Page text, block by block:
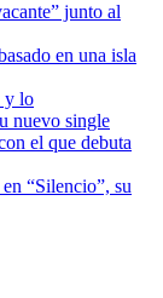
junto al
en una isla
y lo
nuevo single
el que debuta
“Silencio”, su